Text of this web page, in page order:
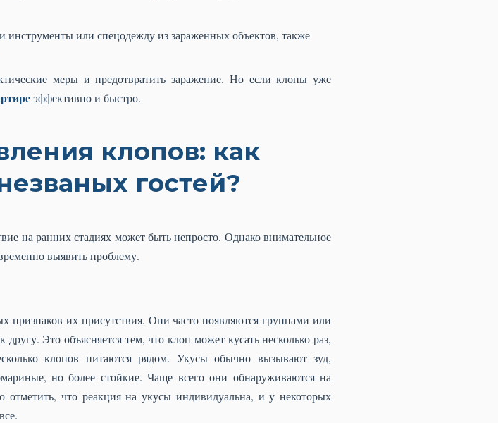
инструменты или спецодежду из зараженных объектов, также
меры и предотвратить заражение. Но если клопы уже
эффективно и быстро.
клопов: как
гостей?
на ранних стадиях может быть непросто. Однако внимательное
выявить проблему.
их присутствия. Они часто появляются группами или
Это объясняется тем, что клоп может кусать несколько раз,
клопов питаются рядом. Укусы обычно вызывают зуд,
но более стойкие. Чаще всего они обнаруживаются на
что реакция на укусы индивидуальна, и у некоторых